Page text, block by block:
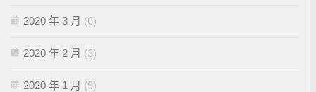
2020 年 3 月 (6)
2020 年 2 月 (3)
2020 年 1 月 (9)